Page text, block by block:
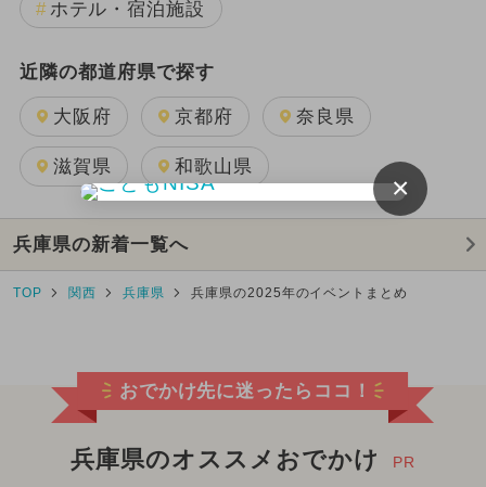
ホテル・宿泊施設
近隣の都道府県で探す
大阪府 京都府 奈良県
滋賀県 和歌山県
兵庫県の新着一覧へ
TOP 関西 兵庫県 兵庫県の2025年のイベントまとめ
おでかけ先に迷ったらココ！
兵庫県のオススメおでかけ PR
×